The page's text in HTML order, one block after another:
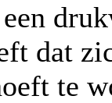
dat
te